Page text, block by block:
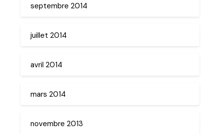
septembre 2014
juillet 2014
avril 2014
mars 2014
novembre 2013